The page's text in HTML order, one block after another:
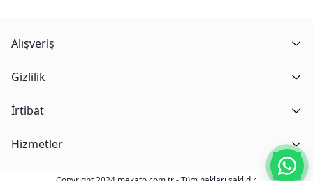
Alışveriş
Gizlilik
İrtibat
Hizmetler